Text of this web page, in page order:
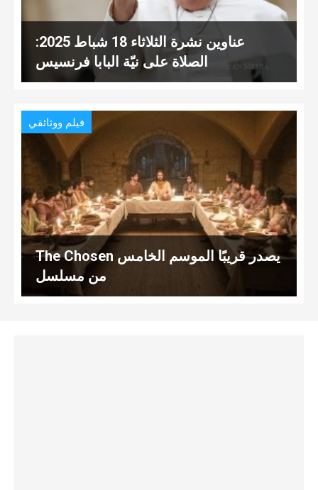
عناوين نشرة الثلاثاء 18 شباط 2025:
الصلاة على نيّة البابا فرنسيس
فيلم ووثائقي
The Chosen يصدر قريبًا الموسم الخامس
من مسلسل